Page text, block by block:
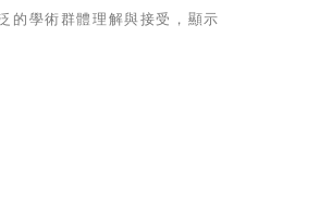
的學術群體理解與接受，顯示